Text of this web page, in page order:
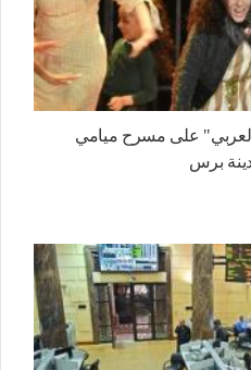
على مسرح ميامي
برس